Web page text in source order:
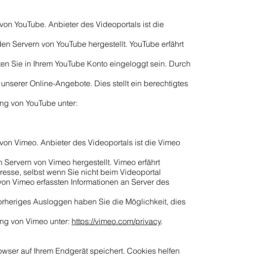
YouTube. Anbieter des Videoportals ist die
Servern von YouTube hergestellt. YouTube erfährt
Sie in Ihrem YouTube Konto eingeloggt sein. Durch
Online-Angebote. Dies stellt ein berechtigtes
von YouTube unter:
Vimeo. Anbieter des Videoportals ist die Vimeo
von Vimeo hergestellt. Vimeo erfährt
selbst wenn Sie nicht beim Videoportal
Vimeo erfassten Informationen an Server des
Ausloggen haben Sie die Möglichkeit, dies
von Vimeo unter: https://vimeo.com/privacy.
auf Ihrem Endgerät speichert. Cookies helfen